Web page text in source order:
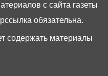
с сайта газеты
обязательна.
содержать материалы